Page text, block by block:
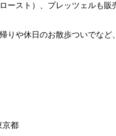
ースト）、プレッツェルも
や休日のお散歩ついでなど
京都